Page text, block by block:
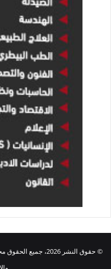
© حقوق النشر 2026،